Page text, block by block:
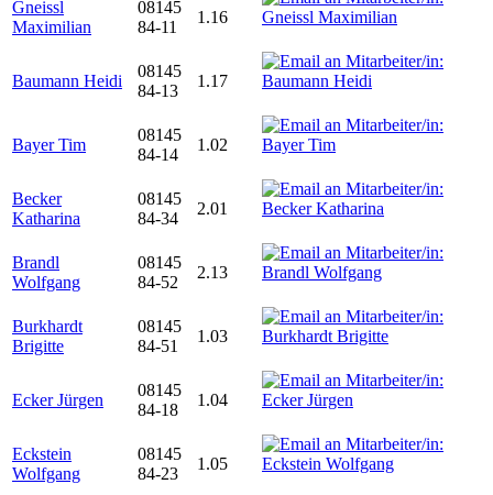
Gneissl
Maximilian
08145
84-11
1.16
Baumann Heidi
08145
84-13
1.17
Bayer Tim
08145
84-14
1.02
Becker
Katharina
08145
84-34
2.01
Brandl
Wolfgang
08145
84-52
2.13
Burkhardt
Brigitte
08145
84-51
1.03
Ecker Jürgen
08145
84-18
1.04
Eckstein
Wolfgang
08145
84-23
1.05